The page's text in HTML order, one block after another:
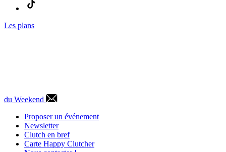
Les plans
du Weekend
Proposer un événement
Newsletter
Clutch en bref
Carte Happy Clutcher